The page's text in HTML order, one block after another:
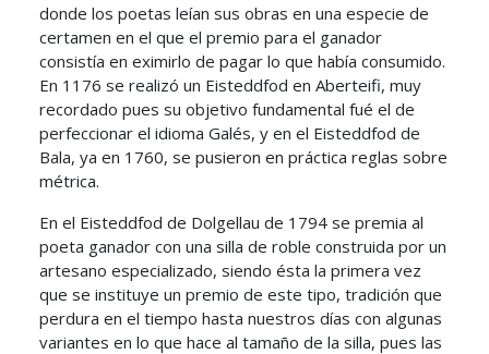
donde los poetas leían sus obras en una especie de
certamen en el que el premio para el ganador
consistía en eximirlo de pagar lo que había consumido.
En 1176 se realizó un Eisteddfod en Aberteifi, muy
recordado pues su objetivo fundamental fué el de
perfeccionar el idioma Galés, y en el Eisteddfod de
Bala, ya en 1760, se pusieron en práctica reglas sobre
métrica.
En el Eisteddfod de Dolgellau de 1794 se premia al
poeta ganador con una silla de roble construida por un
artesano especializado, siendo ésta la primera vez
que se instituye un premio de este tipo, tradición que
perdura en el tiempo hasta nuestros días con algunas
variantes en lo que hace al tamaño de la silla, pues las